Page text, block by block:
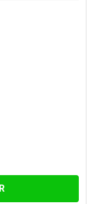
POÊLES 50 CM
DE TUYAU DE